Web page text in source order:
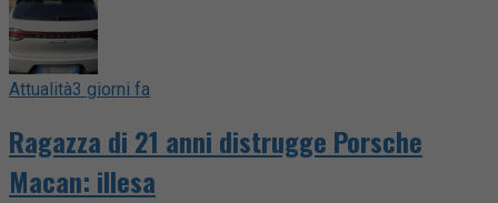
Attualità3 giorni fa
Ragazza di 21 anni distrugge Porsche
Macan: illesa